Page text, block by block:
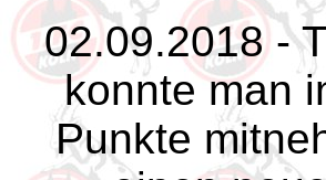
02.09.2018 -
konnte man
Punkte